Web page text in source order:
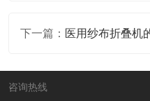
下一篇： 医用纱布折叠机
咨询热线